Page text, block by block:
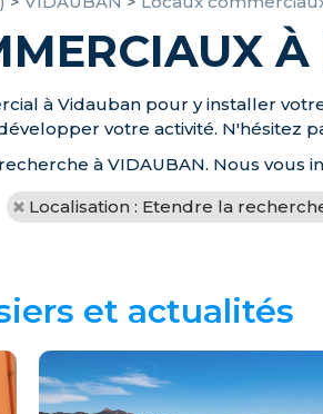
à Vidauban pour y installer
votre activité. N'hésitez
à VIDAUBAN. Nous vous
Localisation : Etendre la
et actualités